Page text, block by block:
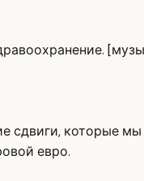
сдвиги, которые
евро.